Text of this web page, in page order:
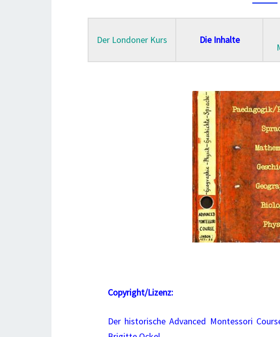
N
C
M
N
T
E
S
S
O
R
I
C
O
O
Der Londoner Kurs Die Inhalte
Copyright/Lizenz:
Der historische Advanced Montessori